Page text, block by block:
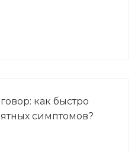
как быстро
симптомов?